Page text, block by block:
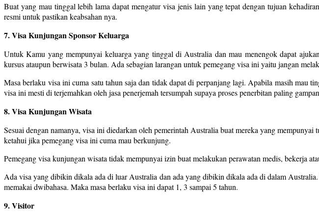
Buat yang mau tinggal lebih lama dapat mengatur visa jenis lain yang tepat dengan tujuan
resmi untuk pastikan keabsahan nya.
7. Visa Kunjungan Sponsor Keluarga
Untuk Kamu yang mempunyai keluarga yang tinggal di Australia dan mau menengok dapat
kursus ataupun berwisata 3 bulan. Ada sebagian larangan untuk pemegang visa ini yaitu jangan
Masa berlaku visa ini cuma satu tahun saja dan tidak dapat di perpanjang lagi. Apabila masih mau
visa ini mesti di terjemahkan oleh jasa penerjemah tersumpah supaya proses penerbitan paling
8. Visa Kunjungan Wisata
Sesuai dengan namanya, visa ini diedarkan oleh pemerintah Australia buat mereka yang
ketahui jika pemegang visa ini cuma mau berkunjung.
Pemegang visa kunjungan wisata tidak mempunyai izin buat melakukan perawatan medis, bekerja
Ada visa yang dibikin dikala ada di luar Australia dan ada yang dibikin dikala ada di dalam
memakai dwibahasa. Maka masa berlaku visa ini dapat 1, 3 sampai 5 tahun.
9. Visitor